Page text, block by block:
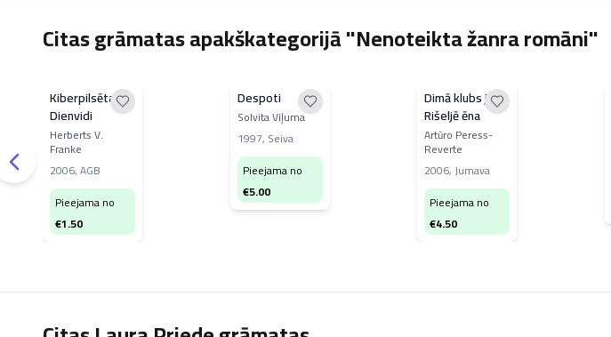
Citas grāmatas apakškategorijā "Nenoteikta žanra romāni"
Kiberpilsēta
Dienvidi
Herberts V.
Franke
2006,AGB
Pieejama no
€1.50
Despoti
Solvita Viļuma
1997, Seiva
Pieejama no
€5.00
Dimā klubs jeb
Rišeljē ēna
Artūro Peress-
Reverte
2006,Jumava
Pieejama no
€4.50